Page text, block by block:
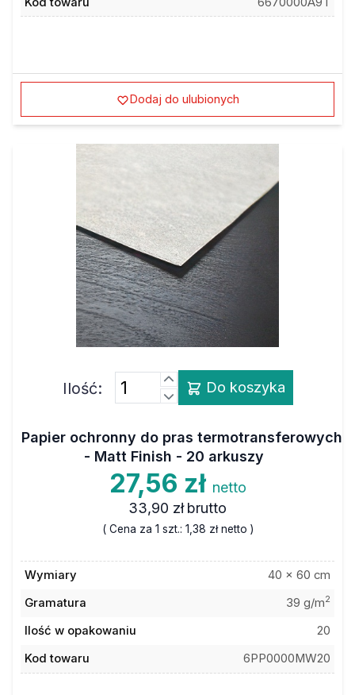
Dodaj do ulubionych
Ilość: Do koszyka
Papier ochronny do pras termotransferowych
- Matt Finish - 20 arkuszy
27,56 zł netto
33,90 zł brutto
( Cena za 1 szt.: 1,38 złnetto )
Wymiary
40 x 60 cm
Gramatura
39 g/m2
Ilość w opakowaniu
20
Kod towaru
6PP0000MW20